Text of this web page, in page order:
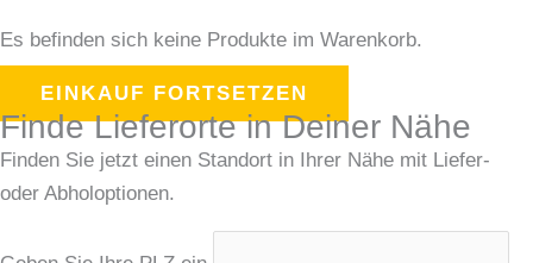
Es befinden sich keine Produkte im Warenkorb.
EINKAUF FORTSETZEN
Finde Lieferorte in Deiner Nähe
Finden Sie jetzt einen Standort in Ihrer Nähe mit Liefer-
oder Abholoptionen.